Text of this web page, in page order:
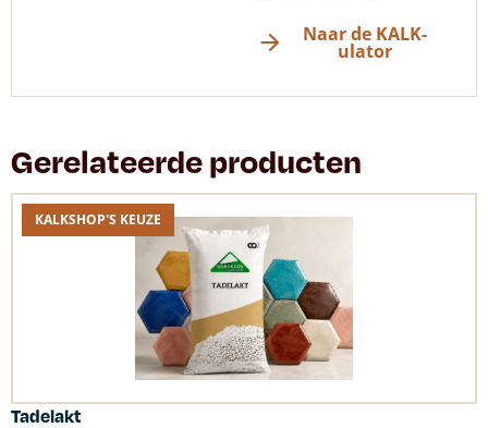
Naar de KALK-
ulator
Gerelateerde producten
KALKSHOP'S KEUZE
Tadelakt